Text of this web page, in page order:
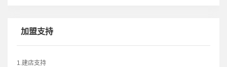
加盟支持
1.建店支持